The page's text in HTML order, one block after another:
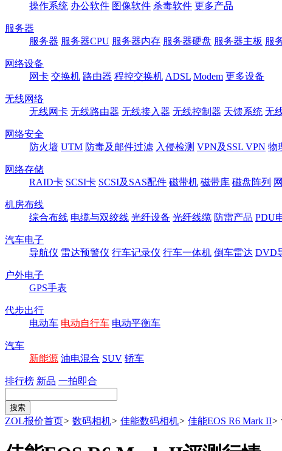
操作系统 办公软件 图像软件 杀毒软件 更多产品
服务器
服务器 服务器CPU 服务器内存 服务器硬盘 服务器主板 服
网络设备
网卡 交换机 路由器 程控交换机 ADSL Modem 更多设备
无线网络
无线网卡 无线路由器 无线接入器 无线控制器 天馈系统 无
网络安全
防火墙 UTM 防毒及邮件过滤 入侵检测 VPN及SSL VPN 物
网络存储
RAID卡 SCSI卡 SCSI及SAS配件 磁带机 磁带库 磁盘阵列
机房布线
综合布线 电缆与双绞线 光纤设备 光纤线缆 防雷产品 PDU
汽车电子
导航仪 雷达预警仪 行车记录仪 行车一体机 倒车雷达 DVD
户外电子
GPS手表
代步出行
电动车 电动自行车 电动平衡车
汽车
新能源 油电混合 SUV 轿车
排行榜 新品 一拍即合
ZOL报价首页> 数码相机> 佳能数码相机> 佳能EOS R6 Mark II>